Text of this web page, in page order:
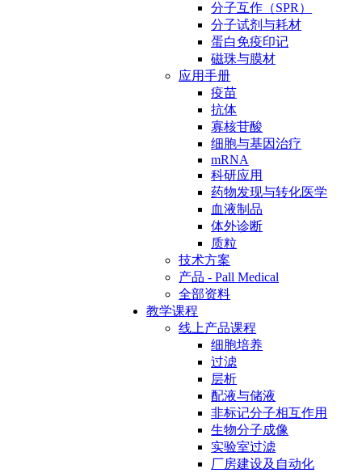
分子互作（SPR）
分子试剂与耗材
蛋白免疫印记
磁珠与膜材
应用手册
疫苗
抗体
寡核苷酸
细胞与基因治疗
mRNA
科研应用
药物发现与转化医学
血液制品
体外诊断
质粒
技术方案
产品 - Pall Medical
全部资料
教学课程
线上产品课程
细胞培养
过滤
层析
配液与储液
非标记分子相互作用
生物分子成像
实验室过滤
厂房建设及自动化